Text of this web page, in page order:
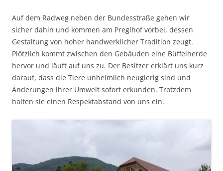
Auf dem Radweg neben der Bundesstraße gehen wir
sicher dahin und kommen am Preglhof vorbei, dessen
Gestaltung von hoher handwerklicher Tradition zeugt.
Plötzlich kommt zwischen den Gebäuden eine Büffelherde
hervor und läuft auf uns zu. Der Besitzer erklärt uns kurz
darauf, dass die Tiere unheimlich neugierig sind und
Änderungen ihrer Umwelt sofort erkunden. Trotzdem
halten sie einen Respektabstand von uns ein.